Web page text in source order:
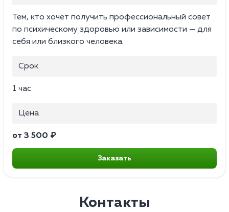
Тем, кто хочет получить профессиональный совет
по психическому здоровью или зависимости — для
себя или близкого человека.
Срок
1 час
Цена
от 3 500 ₽
Заказать
Контакты